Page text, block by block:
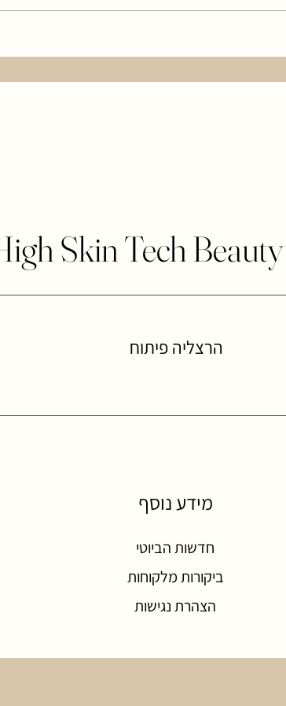
Skin Tech
הרצליה פיתוח
מידע נוסף
חדשות הביוטי
ביקורות מלקוחות
הצהרת נגישות